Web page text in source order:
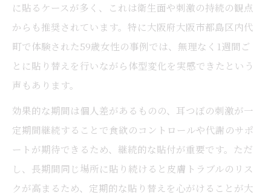
に貼るケースが多く、これは衛生面や刺激の持続の観点
からも推奨されています。特に大阪府大阪市都島区内代
町で体験された59歳女性の事例では、無理なく1週間ご
とに貼り替えを行いながら体型変化を実感できたという
声もあります。
効果的な期間は個人差があるものの、耳つぼの刺激が一
定期間継続することで食欲のコントロールや代謝のサポ
ートが期待できるため、継続的な貼付が重要です。ただ
し、長期間同じ場所に貼り続けると皮膚トラブルのリス
クが高まるため、定期的な貼り替えを心がけることが大